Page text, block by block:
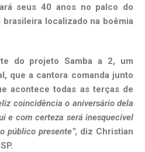
seus 40 anos no palco do
brasileira localizado na boêmia
do projeto Samba a 2, um
que a cantora comanda junto
acontece todas as terças de
coincidência o aniversário dela
e com certeza será inesquecível
público presente”, diz Christian